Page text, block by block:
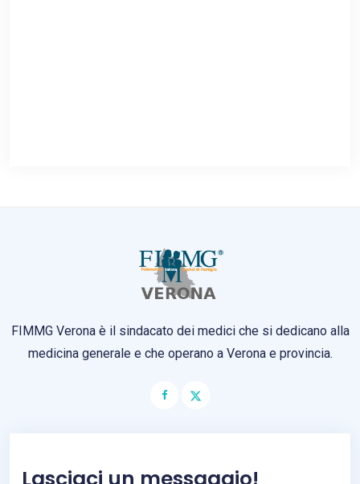
FIMMG Verona è il sindacato dei medici che si dedicano alla
medicina generale e che operano a Verona e provincia.